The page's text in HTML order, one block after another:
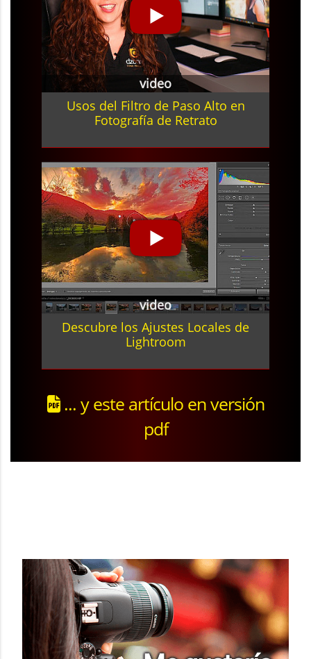
video
Usos del Filtro de Paso Alto en
Fotografía de Retrato
video
Descubre los Ajustes Locales de
Lightroom
... y este artículo en versión
pdf